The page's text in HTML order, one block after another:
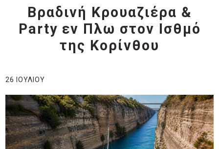
Βραδινή Κρουαζιέρα &
Party εν Πλω στον Ισθμό
της Κορίνθου
26 ΙΟΥΛΊΟΥ